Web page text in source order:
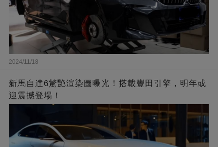
2024/11/18
新馬自達6驚艷渲染圖曝光！搭載豐田引擎，明年或
迎震撼登場！